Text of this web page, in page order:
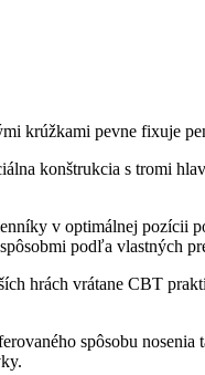
krúžkami pevne fixuje
konštrukcia s tromi
v optimálnej pozícii
podľa vlastných
hrách vrátane CBT
spôsobu